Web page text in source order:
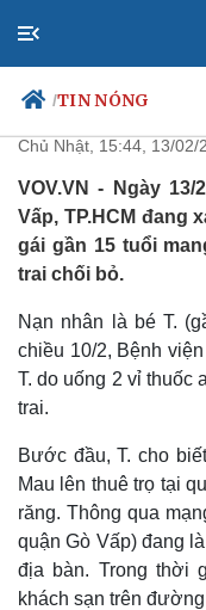
/TIN NÓNG
Chính trị
Đảng
Tổ chức nhân sự
Nhận diện sự thật
Bé gái 15
thuốc tự tử
Chủ Nhật, 15:44, 13/02/
VOV.VN - Ngày
Vấp, TP.HCM đang
gái gần 15 tuổi
trai chối bỏ.
Nạn nhân là bé T.
chiều 10/2, Bệnh
T. do uống 2 vỉ thuốc
trai.
Bước đầu, T. cho
Mau lên thuê trọ tại
răng. Thông qua
quận Gò Vấp) đang
địa bàn. Trong thời
khách sạn trên